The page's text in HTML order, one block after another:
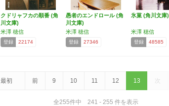
クドリャフカの順番 (角
川文庫)
米澤 穂信
登録 22174
愚者のエンドロール (角
川文庫)
米澤 穂信
登録 27346
氷菓 (角川文庫)
米澤 穂信
登録 48585
最初 前 9 10 11 12 13 次
全255件中 241 - 255 件を表示